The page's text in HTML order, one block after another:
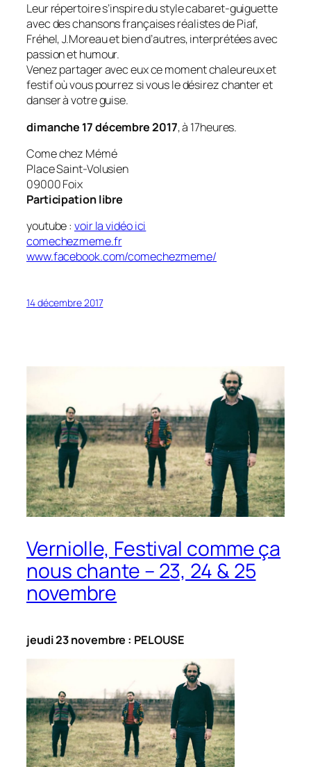
Leur répertoire s’inspire du style cabaret-guiguette
avec des chansons françaises réalistes de Piaf,
Fréhel, J.Moreau et bien d’autres, interprétées avec
passion et humour.
Venez partager avec eux ce moment chaleureux et
festif où vous pourrez si vous le désirez chanter et
danser à votre guise.
dimanche 17 décembre 2017, à 17heures.
Come chez Mémé
Place Saint-Volusien
09000 Foix
Participation libre
youtube :voir la vidéo ici
comechezmeme.fr
www.facebook.com/comechezmeme/
14 décembre 2017
Verniolle, Festival comme ça
nous chante – 23, 24 & 25
novembre
jeudi 23 novembre : PELOUSE